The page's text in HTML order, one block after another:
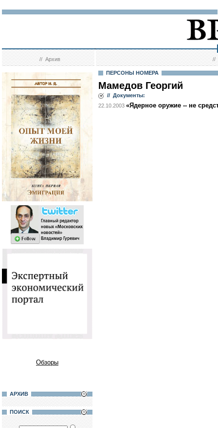
//Архив //
Обзоры
АРХИВ
ПОИСК
ПЕРСОНЫ НОМЕРА
Мамедов Георгий
// Документы:
22.10.2003 «Ядерное оружие -- не